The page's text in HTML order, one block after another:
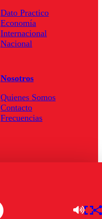
Dato Practico
Economía
Internacional
Nacional
Nosotros
Quienes Somos
Contacto
Frecuencias